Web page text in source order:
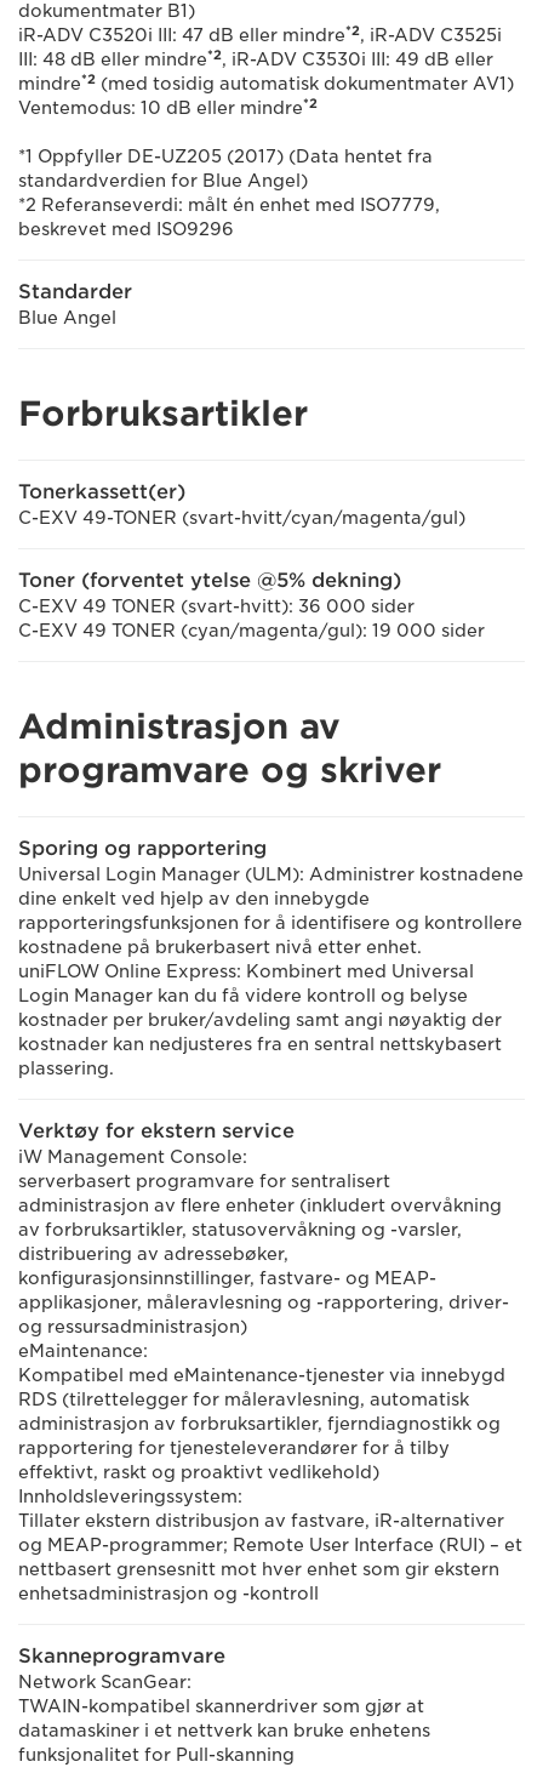
dokumentmater B1)
iR-ADV C3520i III: 47 dB eller mindre*2, iR-ADV C3525i
III: 48 dB eller mindre*2, iR-ADV C3530i III: 49 dB eller
mindre*2 (med tosidig automatisk dokumentmater AV1)
Ventemodus: 10 dB eller mindre*2
*1 Oppfyller DE-UZ205 (2017) (Data hentet fra
standardverdien for Blue Angel)
*2 Referanseverdi: målt én enhet med ISO7779,
beskrevet med ISO9296
Standarder
Blue Angel
Forbruksartikler
Tonerkassett(er)
C-EXV 49-TONER (svart-hvitt/cyan/magenta/gul)
Toner (forventet ytelse @5% dekning)
C-EXV 49 TONER (svart-hvitt): 36 000 sider
C-EXV 49 TONER (cyan/magenta/gul): 19 000 sider
Administrasjon av
programvare og skriver
Sporing og rapportering
Universal Login Manager (ULM): Administrer kostnadene
dine enkelt ved hjelp av den innebygde
rapporteringsfunksjonen for å identifisere og kontrollere
kostnadene på brukerbasert nivå etter enhet.
uniFLOW Online Express: Kombinert med Universal
Login Manager kan du få videre kontroll og belyse
kostnader per bruker/avdeling samt angi nøyaktig der
kostnader kan nedjusteres fra en sentral nettskybasert
plassering.
Verktøy for ekstern service
iW Management Console:
serverbasert programvare for sentralisert
administrasjon av flere enheter (inkludert overvåkning
av forbruksartikler, statusovervåkning og -varsler,
distribuering av adressebøker,
konfigurasjonsinnstillinger, fastvare- og MEAP-
applikasjoner, måleravlesning og -rapportering, driver-
og ressursadministrasjon)
eMaintenance:
Kompatibel med eMaintenance-tjenester via innebygd
RDS (tilrettelegger for måleravlesning, automatisk
administrasjon av forbruksartikler, fjerndiagnostikk og
rapportering for tjenesteleverandører for å tilby
effektivt, raskt og proaktivt vedlikehold)
Innholdsleveringssystem:
Tillater ekstern distribusjon av fastvare, iR-alternativer
og MEAP-programmer; Remote User Interface (RUI) – et
nettbasert grensesnitt mot hver enhet som gir ekstern
enhetsadministrasjon og -kontroll
Skanneprogramvare
Network ScanGear:
TWAIN-kompatibel skannerdriver som gjør at
datamaskiner i et nettverk kan bruke enhetens
funksjonalitet for Pull-skanning